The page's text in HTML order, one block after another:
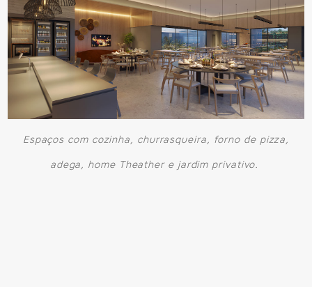
Espaços com cozinha, churrasqueira, forno de pizza,
adega, home Theather e jardim privativo.